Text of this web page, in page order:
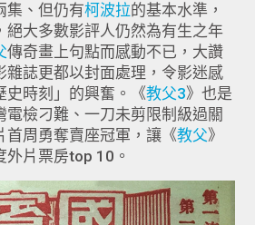
集、但仍有柯波拉的基本水準，
絕大多數影評人仍然為有生之年
傳奇畫上句點而感動不已，大讚
雜誌更都以封面處理，令影迷感
史時刻」的興奮。《教父3》也是
電檢刁難、一刀未剪限制級過關
首周勇奪賣座冠軍，讓《教父》
外片票房top 10。